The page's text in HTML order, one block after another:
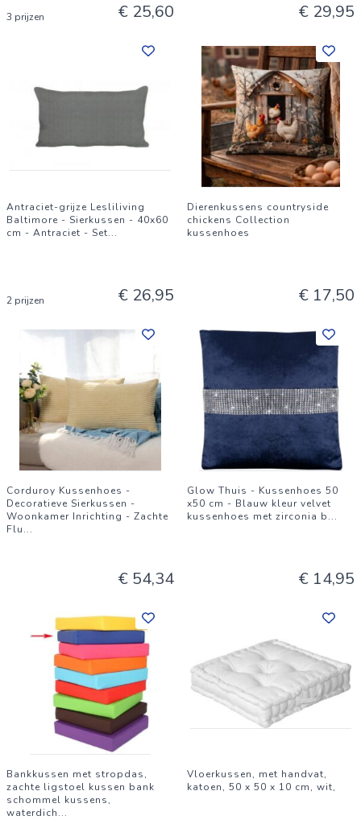
3 prijzen € 25,60 € 29,95
Antraciet-grijze Lesliliving
Baltimore - Sierkussen - 40x60
cm - Antraciet - Set...
2 prijzen € 26,95
Dierenkussens countryside
chickens Collection
kussenhoes
€ 17,50
Corduroy Kussenhoes -
Decoratieve Sierkussen -
Woonkamer Inrichting - Zachte
Flu...
€ 54,34
Glow Thuis - Kussenhoes 50
x50 cm - Blauw kleur velvet
kussenhoes met zirconia b...
€ 14,95
Bankkussen met stropdas,
zachte ligstoel kussen bank
schommel kussens,
waterdich...
Vloerkussen, met handvat,
katoen, 50 x 50 x 10 cm, wit,